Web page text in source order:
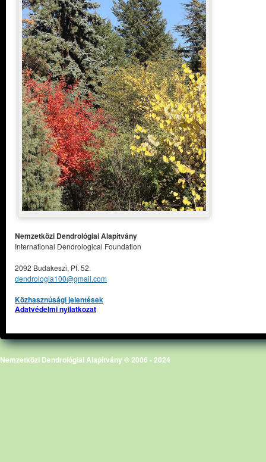
Nemzetközi Dendrológiai Alapítvány
International Dendrological Foundation
2092 Budakeszi, Pf. 52.
dendrologia100@gmail.com
Közhasznúsági jelentések
Adatvédelmi nyilatkozat
Nemzetközi Dendrológiai Alapítvány © 2006 - 2024